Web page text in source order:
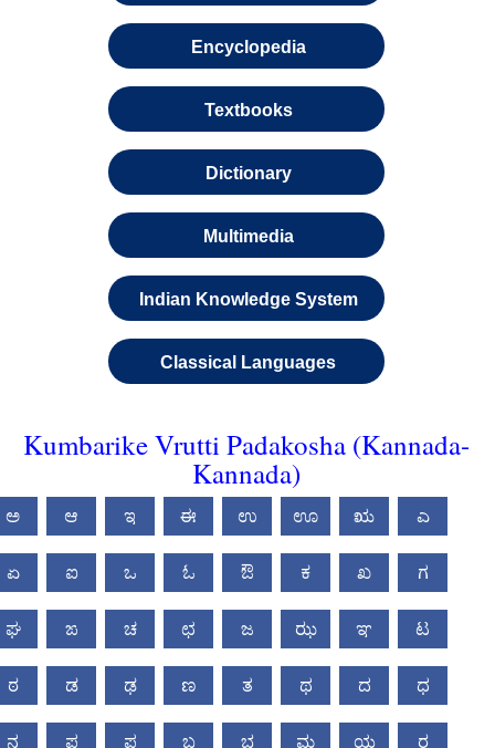
Encyclopedia
Textbooks
Dictionary
Multimedia
Indian Knowledge System
Classical Languages
Kumbarike Vrutti Padakosha (Kannada-
Kannada)
ಅ ಆ ಇ ಈ ಉ ಊ ಋ ಎ
ಏ ಐ ಒ ಓ ಔ ಕ ಖ ಗ
ಘ ಙ ಚ ಛ ಜ ಝ ಞ ಟ
ಠ ಡ ಢ ಣ ತ ಥ ದ ಧ
ನ ಪ ಫ ಬ ಭ ಮ ಯ ರ